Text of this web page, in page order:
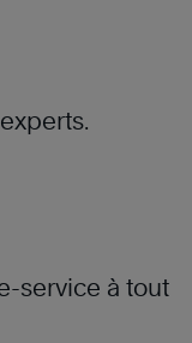
service à tout